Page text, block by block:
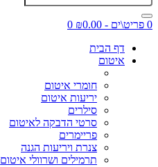
0 פריט\ים - ₪0.00
0
דף הבית
איטום
חומרי איטום
יריעות איטום
סילרים
סרטי הדבקה לאיטום
פריימרים
צנרת ויריעות הגנה
תרמילים ושרוולי איטום